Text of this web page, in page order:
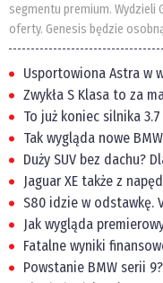
segmentu premium. Wydzieli
oferty. Genesis będzie
Usportowiona Astra w
Zwykła S Klasa to za
To już koniec silnika 3.7
Tak wygląda nowe
Duży SUV bez dachu?
Jaguar XE także z
S80 idzie w odstawkę.
Jak wygląda
Fatalne wyniki
Powstanie BMW serii